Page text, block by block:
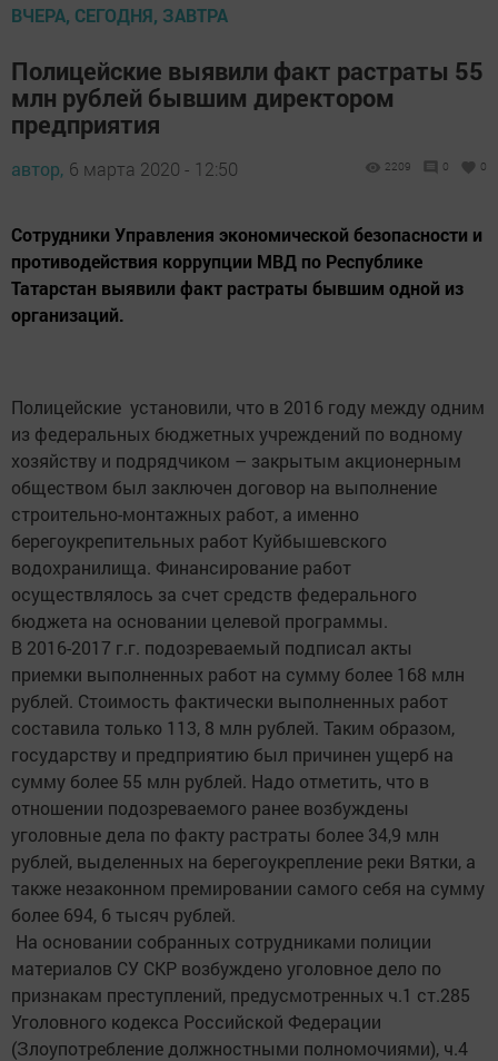
ВЧЕРА, СЕГОДНЯ, ЗАВТРА
Полицейские выявили факт растраты 55
млн рублей бывшим директором
предприятия
автор, 6 марта 2020 - 12:50 2209 0 0
Сотрудники Управления экономической безопасности и
противодействия коррупции МВД по Республике
Татарстан выявили факт растраты бывшим одной из
организаций.
Полицейские установили, что в 2016 году между одним
из федеральных бюджетных учреждений по водному
хозяйству и подрядчиком – закрытым акционерным
обществом был заключен договор на выполнение
строительно-монтажных работ, а именно
берегоукрепительных работ Куйбышевского
водохранилища. Финансирование работ
осуществлялось за счет средств федерального
бюджета на основании целевой программы.
В 2016-2017 г.г. подозреваемый подписал акты
приемки выполненных работ на сумму более 168 млн
рублей. Стоимость фактически выполненных работ
составила только 113, 8 млн рублей. Таким образом,
государству и предприятию был причинен ущерб на
сумму более 55 млн рублей. Надо отметить, что в
отношении подозреваемого ранее возбуждены
уголовные дела по факту растраты более 34,9 млн
рублей, выделенных на берегоукрепление реки Вятки, а
также незаконном премировании самого себя на сумму
более 694, 6 тысяч рублей.
На основании собранных сотрудниками полиции
материалов СУ СКР возбуждено уголовное дело по
признакам преступлений, предусмотренных ч.1 ст.285
Уголовного кодекса Российской Федерации
(Злоупотребление должностными полномочиями), ч.4